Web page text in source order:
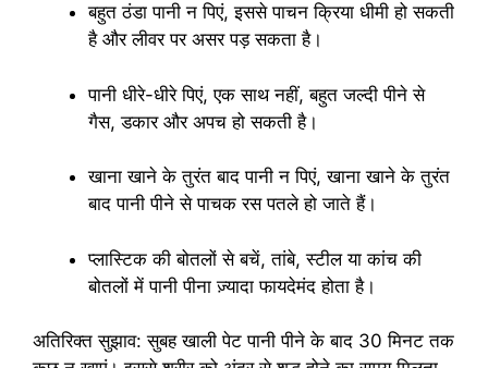
बहुत ठंडा पानी न पिएं, इससे पाचन क्रिया धीमी हो सकती
है और लीवर पर असर पड़ सकता है।
पानी धीरे-धीरे पिएं, एक साथ नहीं, बहुत जल्दी पीने से
गैस, डकार और अपच हो सकती है।
खाना खाने के तुरंत बाद पानी न पिएं, खाना खाने के तुरंत
बाद पानी पीने से पाचक रस पतले हो जाते हैं।
प्लास्टिक की बोतलों से बचें, तांबे, स्टील या कांच की
बोतलों में पानी पीना ज़्यादा फायदेमंद होता है।
अतिरिक्त सुझाव: सुबह खाली पेट पानी पीने के बाद 30 मिनट तक